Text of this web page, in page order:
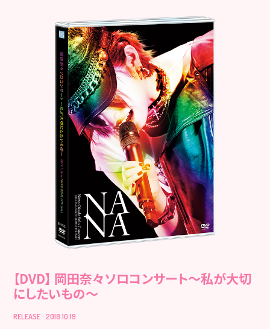
【DVD】 岡田奈々ソロコンサート～私が大切
にしたいもの～
RELEASE : 2018.10.19